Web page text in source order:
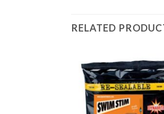
RELATED